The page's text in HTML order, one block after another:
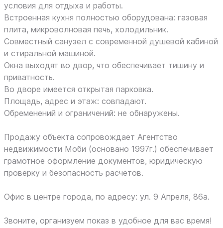
условия для отдыха и работы.
Встроенная кухня полностью оборудована: газовая
плита, микроволновая печь, холодильник.
Совместный санузел с современной душевой кабиной
и стиральной машиной.
Окна выходят во двор, что обеспечивает тишину и
приватность.
Во дворе имеется открытая парковка.
Площадь, адрес и этаж: совпадают.
Обременений и ограничений: не обнаружены.
Продажу объекта сопровождает Агентство
недвижимости Моби (основано 1997г.) обеспечивает
грамотное оформление документов, юридическую
проверку и безопасность расчетов.
Офис в центре города, по адресу: ул. 9 Апреля, 86а.
Звоните, организуем показ в удобное для вас время!